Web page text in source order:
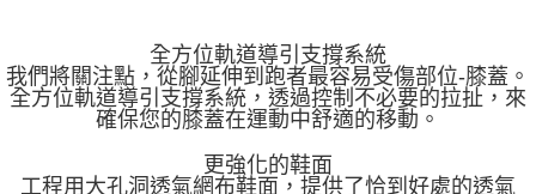
全方位軌道導引支撐系統
我們將關注點，從腳延伸到跑者最容易受傷部位-膝蓋。
全方位軌道導引支撐系統，透過控制不必要的拉扯，來
確保您的膝蓋在運動中舒適的移動。
更強化的鞋面
工程用大孔洞透氣網布鞋面，提供了恰到好處的透氣